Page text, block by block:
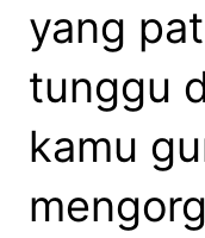
yang
tunggu
kamu